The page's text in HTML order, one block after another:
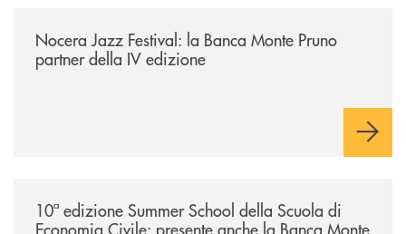
Nocera Jazz Festival: la Banca Monte Pruno
partner della IV edizione
10ª edizione Summer School della Scuola di
Economia Civile: presente anche la Banca Monte